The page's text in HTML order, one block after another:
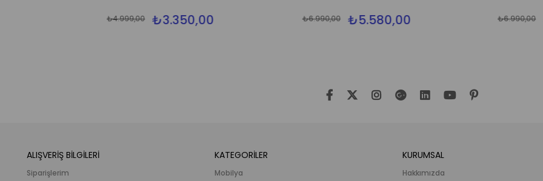
₺3.350,00 ₺5.580,00 ₺5.580,00
ALIŞVERİŞ BİLGİLERİ
Siparişlerim
KATEGORİLER
Mobilya
KURUMSAL
Hakkımızda